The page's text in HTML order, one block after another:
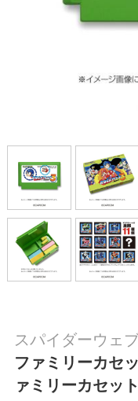
スパイダーウェ
ファミリーカセ
ァミリーカセッ